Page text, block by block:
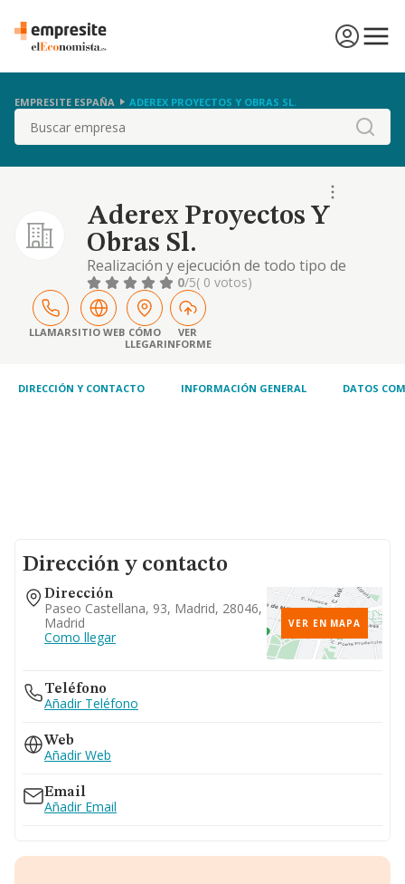
EMPRESITE ESPAÑA ADEREX PROYECTOS Y OBRAS SL.
Buscar
Aderex Proyectos Y
Obras Sl.
Realización y ejecución de todo tipo de
proyectos de construcción, rehabilitación y
reforma de todo tipo de inmubeles
0/5( 0 votos)
LLAMARSITIO WEB CÓMO
LLEGAR
VER
INFORME
DIRECCIÓN Y CONTACTO INFORMACIÓN GENERAL DATOS
Dirección y contacto
Dirección
Paseo Castellana, 93, Madrid, 28046,
Madrid
Como llegar
VER EN MAPA
Teléfono
Añadir Teléfono
Web
Añadir Web
Email
Añadir Email